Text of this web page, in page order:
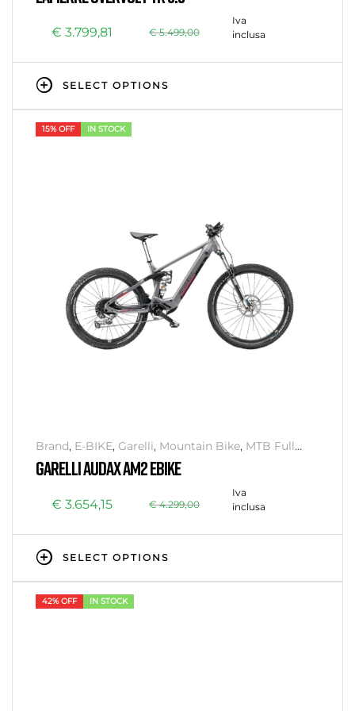
€5.499,00
€ 3.799,81
Iva
inclusa
SELECT OPTIONS
15% OFF IN STOCK
Brand, E-BIKE, Garelli, Mountain Bike, MTB Full
Suspension
GARELLI AUDAX AM2 EBIKE
€4.299,00
€ 3.654,15
Iva
inclusa
SELECT OPTIONS
42% OFF IN STOCK